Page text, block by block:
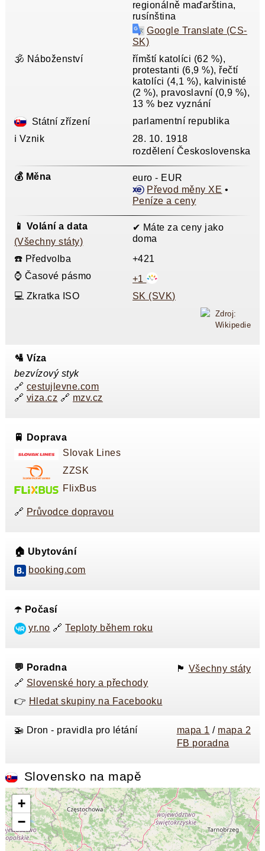
regionálně maďarština,
rusínština
Google Translate (CS-
SK)
🕉️ Náboženství
římští katolíci (62 %),
protestanti (6,9 %), řečtí
katolíci (4,1 %), kalvinisté
(2 %), pravoslavní (0,9 %),
13 % bez vyznání
Státní zřízení
parlamentní republika
ℹ️ Vznik
28. 10. 1918
rozdělení Československa
💰 Měna
euro - EUR
Převod měny XE •
Peníze a ceny
📱 Volání a data
(Všechny státy)
✔ Máte za ceny jako
doma
☎️ Předvolba
+421
⌚ Časové pásmo
+1
💻 Zkratka ISO
SK (SVK)
Zdroj:
Wikipedie
🛂 Víza
bezvízový styk
🔗 cestujlevne.com
🔗 viza.cz 🔗 mzv.cz
🚆 Doprava
Slovak Lines
ZZSK
FlixBus
🔗 Průvodce dopravou
🏠 Ubytování
booking.com
☂️ Počasí
yr.no 🔗Teploty během roku
💬 Poradna 🏴󠁭󠁸󠁭󠁥󠁸󠁿 Všechny státy
🔗 Slovenské hory a přechody
👉 Hledat skupiny na Facebooku
🚁 Dron - pravidla pro létání mapa 1 / mapa 2
FB poradna
Slovensko na mapě
+
−